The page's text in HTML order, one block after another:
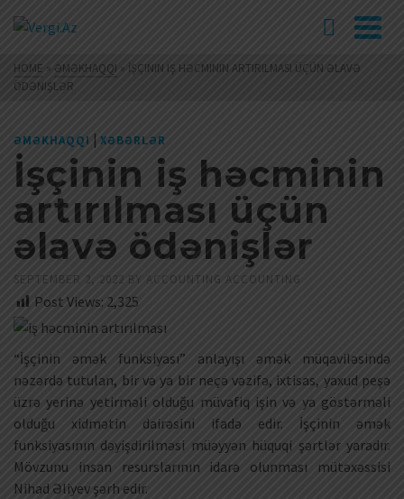
HOME » ƏMƏKHAQQI » İŞÇININ IŞ HƏCMININ ARTIRILMASI ÜÇÜN ƏLAVƏ
ÖDƏNIŞLƏR
ƏMƏKHAQQI | XƏBƏRLƏR
İşçinin iş həcminin
artırılması üçün
əlavə ödənişlər
SEPTEMBER 2, 2022 BY ACCOUNTING ACCOUNTING
Post Views: 2,325
“İşçinin əmək funksiyası” anlayışı əmək müqaviləsində
nəzərdə tutulan, bir və ya bir neçə vəzifə, ixtisas, yaxud peşə
üzrə yerinə yetirməli olduğu müvafiq işin və ya göstərməli
olduğu xidmətin dairəsini ifadə edir. İşçinin əmək
funksiyasının dəyişdirilməsi müəyyən hüquqi şərtlər yaradır.
Mövzunu insan resurslarının idarə olunması mütəxəssisi
Nihad Əliyev şərh edir.